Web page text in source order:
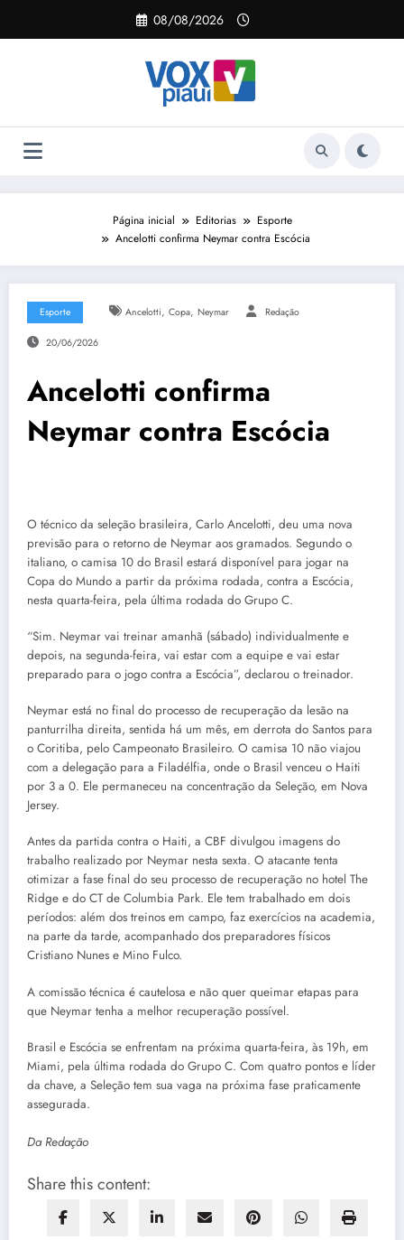
o
08/08/2026
Página inicial Editorias
Esporte
Ancelotti confirma Neymar contra Escócia
Esporte Ancelotti, Copa, Neymar Redação
20/06/2026
Ancelotti confirma
Neymar contra Escócia
O técnico da seleção brasileira, Carlo Ancelotti, deu uma nova
previsão para o retorno de Neymar aos gramados. Segundo o
italiano, o camisa 10 do Brasil estará disponível para jogar na
Copa do Mundo a partir da próxima rodada, contra a Escócia,
nesta quarta-feira, pela última rodada do Grupo C.
“Sim. Neymar vai treinar amanhã (sábado) individualmente e
depois, na segunda-feira, vai estar com a equipe e vai estar
preparado para o jogo contra a Escócia”, declarou o treinador.
Neymar está no final do processo de recuperação da lesão na
panturrilha direita, sentida há um mês, em derrota do Santos para
o Coritiba, pelo Campeonato Brasileiro. O camisa 10 não viajou
com a delegação para a Filadélfia, onde o Brasil venceu o Haiti
por 3 a 0. Ele permaneceu na concentração da Seleção, em Nova
Jersey.
Antes da partida contra o Haiti, a CBF divulgou imagens do
trabalho realizado por Neymar nesta sexta. O atacante tenta
otimizar a fase final do seu processo de recuperação no hotel The
Ridge e do CT de Columbia Park. Ele tem trabalhado em dois
períodos: além dos treinos em campo, faz exercícios na academia,
na parte da tarde, acompanhado dos preparadores físicos
Cristiano Nunes e Mino Fulco.
A comissão técnica é cautelosa e não quer queimar etapas para
que Neymar tenha a melhor recuperação possível.
Brasil e Escócia se enfrentam na próxima quarta-feira, às 19h, em
Miami, pela última rodada do Grupo C. Com quatro pontos e líder
da chave, a Seleção tem sua vaga na próxima fase praticamente
assegurada.
Da Redação
Share this content: